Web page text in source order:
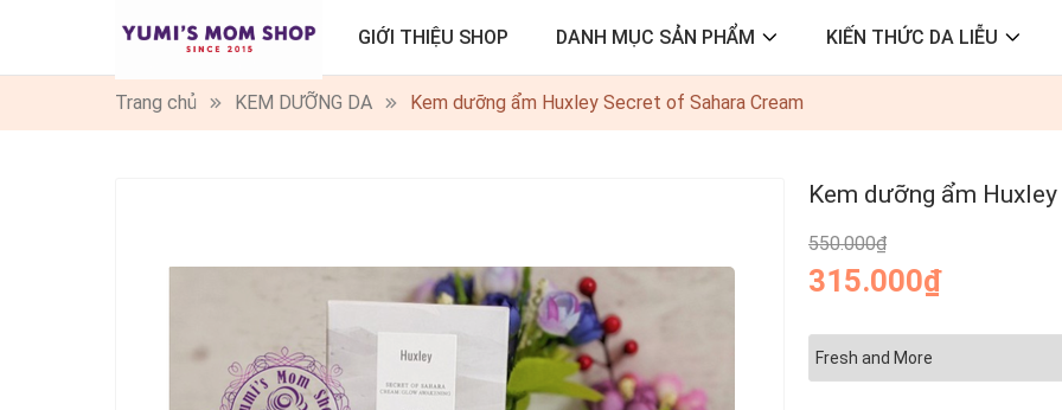
GIỚI THIỆU SHOP DANH MỤC SẢN PHẨM KIẾN THỨC DA LIỄU
Trang chủ KEM DƯỠNG DA Kem dưỡng ẩm Huxley Secret of Sahara Cream
Kem dưỡng ẩm
550.000₫
315.000₫